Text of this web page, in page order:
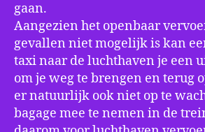
gaan.
Aangezien het openbaar
gevallen niet mogelijk is kan
taxi naar de luchthaven je een
om je weg te brengen en terug
er natuurlijk ook niet op te
bagage mee te nemen in de